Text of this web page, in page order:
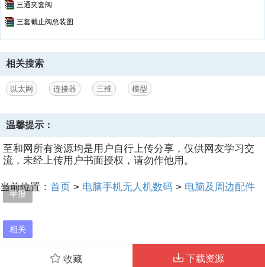
相关
举报
三通夹套阀
三套截止阀总装图
相关搜索
以太网 连接器 三维 模型
收藏 下载资源
温馨提示：
至和网所有资源均是用户自行上传分享，仅供网友学习交
流，未经上传用户书面授权，请勿作他用。
当前位置： 首页 > 电脑手机无人机数码 > 电脑及周边配件